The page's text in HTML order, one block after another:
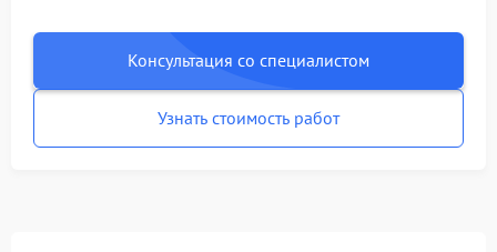
Консультация со специалистом
Узнать стоимость работ